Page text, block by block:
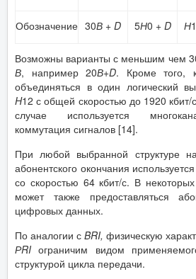
Обозначение 30В + D 5Н0 + D Н
Возможны варианты с меньшим чем
В, например 20В+D. Кроме того,
объединяться в один логический
H12 с общей скоростью до 1920
случае используется
коммутация сигналов [14].
При любой выбранной структуре
абонентского окончания
со скоростью 64 кбит/с. В
может также предоставляться
цифровых данных.
По аналогии с BRI, физическую
РRI ограничим видом
структурой цикла передачи.